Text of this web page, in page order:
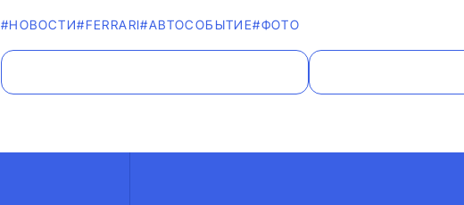
#НОВОСТИ#FERRARI#АВТОСОБЫТИЕ#ФОТО